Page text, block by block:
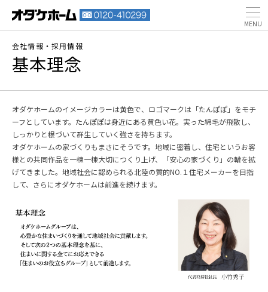
会社情報・採用情報
基本理念
オダケホームのイメージカラーは黄色で、ロゴマークは「たんぽぽ」をモチ
ーフとしています。たんぽぽは身近にある黄色い花。実った綿毛が飛散し、
しっかりと根づいて群生していく強さを持ちます。
オダケホームの家づくりもまさにそうです。地域に密着し、住宅というお客
様との共同作品を一棟一棟大切につくり上げ、「安心の家づくり」の輪を拡
げてきました。地域社会に認められる北陸の質的NO.１住宅メーカーを目指
して、さらにオダケホームは前進を続けます。